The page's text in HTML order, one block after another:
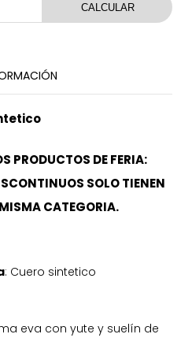
CALCULAR
PRODUCTOS DE FERIA:
SOLO TIENEN
CATEGORIA.
: Cuero sintetico
eva con yute y suelín de